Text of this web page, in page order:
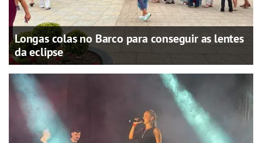
Longas colas no Barco para conseguir as lentes
da eclipse